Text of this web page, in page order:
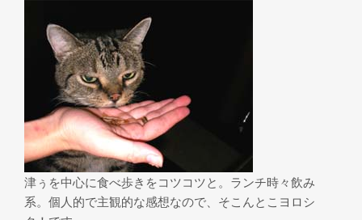
津ぅを中心に食べ歩きをコツコツと。ランチ時々飲み
系。個人的で主観的な感想なので、そこんとこヨロシ